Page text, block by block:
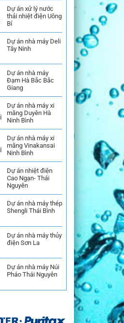
Dự án xử lý nước
thải nhiệt điện Uông
Bí
Dự án nhà máy Deli
Tây Ninh
Dự án nhà máy
Đạm Hà Bắc Bắc
Giang
Dự án nhà máy xi
măng Duyên Hà
Ninh Bình
Dự án nhà máy xi
măng Vinakansai
Ninh Bình
Dự án nhiệt điện
Cao Ngạn- Thái
Nguyên
Dự án nhà máy thép
Shengli Thái Bình
Dự án nhà máy thủy
điện Sơn La
Dự án nhà máy Núi
Pháo Thái Nguyên